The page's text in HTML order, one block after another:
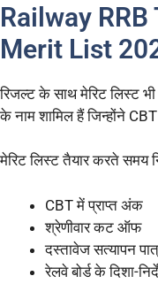
Railway
Merit List
रिजल्ट के साथ मेरिट लिस्ट भी
के नाम शामिल हैं जिन्होंने CBT
मेरिट लिस्ट तैयार करते समय
CBT में प्राप्त अंक
श्रेणीवार कट ऑफ
दस्तावेज सत्यापन
रेलवे बोर्ड के दिशा-